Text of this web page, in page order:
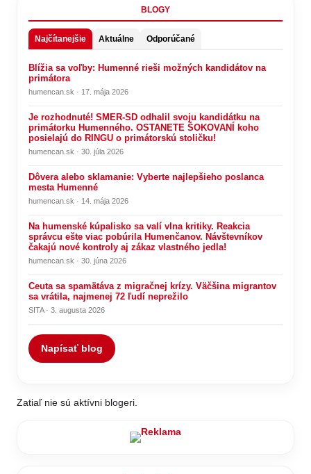
BLOGY
Najčítanejšie Aktuálne Odporúčané
Blížia sa voľby: Humenné rieši možných kandidátov na
primátora
humencan.sk · 17. mája 2026
Je rozhodnuté! SMER-SD odhalil svoju kandidátku na
primátorku Humenného. OSTANETE ŠOKOVANÍ koho
posielajú do RINGU o primátorskú stoličku!
humencan.sk · 30. júla 2026
Dôvera alebo sklamanie: Vyberte najlepšieho poslanca
mesta Humenné
humencan.sk · 14. mája 2026
Na humenské kúpalisko sa valí vlna kritiky. Reakcia
správcu ešte viac pobúrila Humenčanov. Návštevníkov
čakajú nové kontroly aj zákaz vlastného jedla!
humencan.sk · 30. júna 2026
Ceuta sa spamätáva z migračnej krízy. Väčšina migrantov
sa vrátila, najmenej 72 ľudí neprežilo
SITA · 3. augusta 2026
Napísať blog
Zatiaľ nie sú aktívni blogeri.